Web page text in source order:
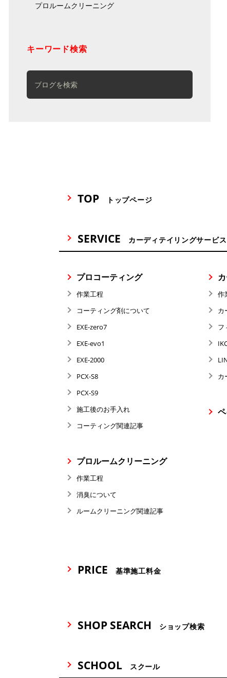
プロルームクリーニング
キーワード検索
TOP トップページ
SERVICE カーディテイリングサービス
プロコーティング
作業工程
コーティング剤について
EXE-zero7
EXE-evo1
EXE-2000
PCX-S8
PCX-S9
施工後のお手入れ
コーティング関連記事
プロルームクリーニング
作業工程
消臭について
ルームクリーニング関連記事
作
カ
フ
カ
PRICE 基準施工料金
SHOP SEARCH ショップ検索
SCHOOL スクール